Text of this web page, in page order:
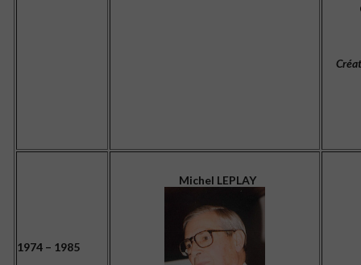
1974 – 1985
Michel LEPLAY